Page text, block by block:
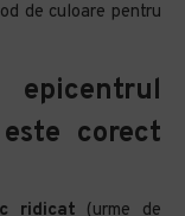
de culoare pentru
corect
ridicat (urme de